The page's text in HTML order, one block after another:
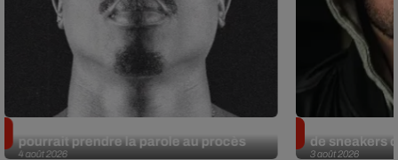
4 août 2026
pourrait prendre la parole au procès
3 août 2026
de sneakers